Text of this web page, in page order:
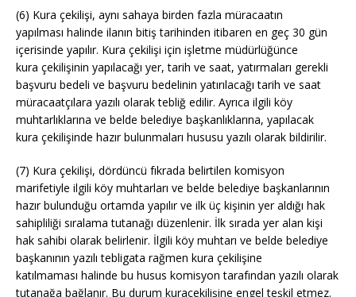
(6) Kura çekilişi, aynı sahaya birden fazla müracaatın
yapılması halinde ilanın bitiş tarihinden itibaren en geç 30 gün
içerisinde yapılır. Kura çekilişi için işletme müdürlüğünce
kura çekilişinin yapılacağı yer, tarih ve saat, yatırmaları gerekli
başvuru bedeli ve başvuru bedelinin yatırılacağı tarih ve saat
müracaatçılara yazılı olarak tebliğ edilir. Ayrıca ilgili köy
muhtarlıklarına ve belde belediye başkanlıklarına, yapılacak
kura çekilişinde hazır bulunmaları hususu yazılı olarak bildirilir.
(7) Kura çekilişi, dördüncü fıkrada belirtilen komisyon
marifetiyle ilgili köy muhtarları ve belde belediye başkanlarının
hazır bulunduğu ortamda yapılır ve ilk üç kişinin yer aldığı hak
sahipliliği sıralama tutanağı düzenlenir. İlk sırada yer alan kişi
hak sahibi olarak belirlenir. İlgili köy muhtarı ve belde belediye
başkanının yazılı tebligata rağmen kura çekilişine
katılmaması halinde bu husus komisyon tarafından yazılı olarak
tutanağa bağlanır. Bu durum kuraçekilişine engel teşkil etmez.